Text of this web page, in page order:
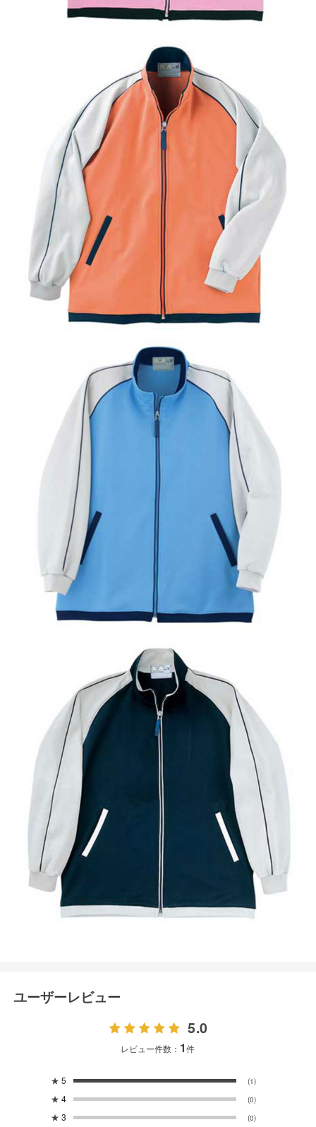
ユーザーレビュー
5.0
レビュー件数： 1件
★ 5 (1)
★ 4 (0)
★ 3 (0)